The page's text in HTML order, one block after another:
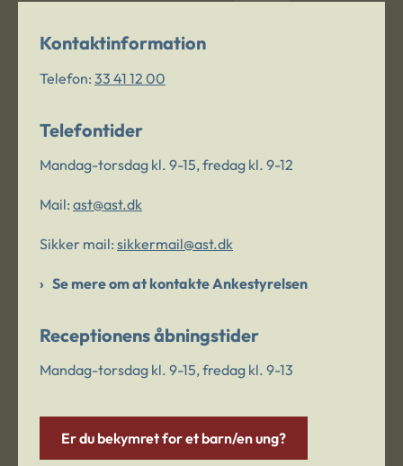
Kontaktinformation
Telefon: 33 41 12 00
Telefontider
Mandag-torsdag kl. 9-15, fredag kl. 9-12
Mail: ast@ast.dk
Sikker mail: sikkermail@ast.dk
Se mere om at kontakte Ankestyrelsen
Receptionens åbningstider
Mandag-torsdag kl. 9-15, fredag kl. 9-13
Er du bekymret for et barn/en ung?